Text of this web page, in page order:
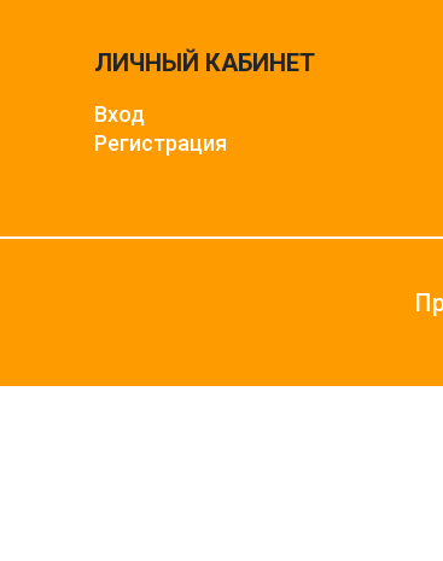
ЛИЧНЫЙ КАБИНЕТ
Вход
Регистрация